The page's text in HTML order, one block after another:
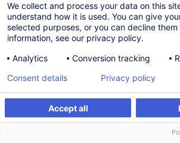
S'inscrire Formation
Cours du jour
French / Français
006516
260,00EUR(+3% TVA)
S'inscrire
We collect and process your data on this
understand how it is used. You can give
selected purposes, or you can decline them
information, see our privacy policy.
Analytics
Conversion tracking
Accept all
Consent details Privacy policy